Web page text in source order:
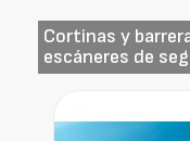
Cortinas y
escáneres de